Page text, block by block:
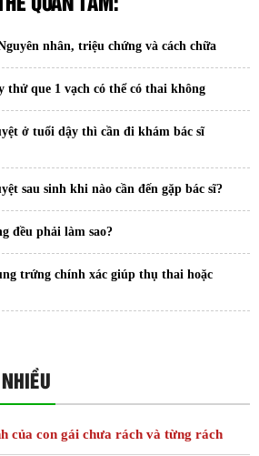
nhân, triệu chứng và cách chữa
thử que 1 vạch có thể có thai không
ở tuổi dậy thì cần đi khám bác sĩ
sau sinh khi nào cần đến gặp bác sĩ?
đều phải làm sao?
trứng chính xác giúp thụ thai hoặc
của con gái chưa rách và từng rách